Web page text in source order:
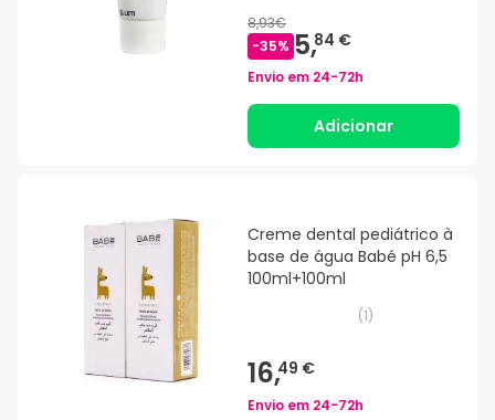
8,93€
-35% 5,84 €
Envio em 24-72h
Adicionar
Creme dental pediátrico à
base de água Babé pH 6,5
100ml+100ml
(1)
16,49 €
Envio em 24-72h